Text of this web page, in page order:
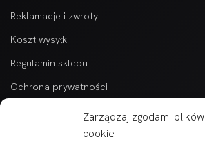
Zarządzaj zgodami plików
cookie
Reklamacje i zwroty
Koszt wysyłki
Regulamin sklepu
Ochrona prywatności